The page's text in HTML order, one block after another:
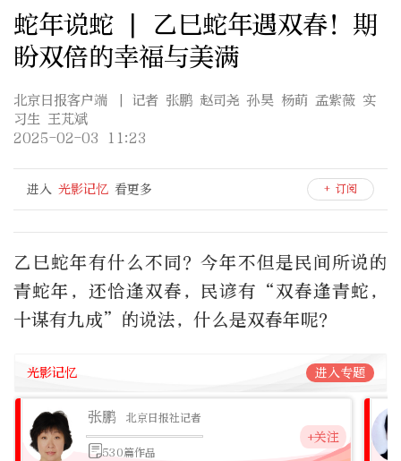
蛇年说蛇 | 乙巳蛇年遇双春！期
盼双倍的幸福与美满
北京日报客户端
| 记者 张鹏 赵司尧 孙昊 杨萌 孟紫薇 实
习生 王芃斌
2025-02-03 11:23
进入 光影记忆 看更多 + 订阅
乙巳蛇年有什么不同？今年不但是民间所说的
青蛇年，还恰逢双春，民谚有“双春逢青蛇，
十谋有九成”的说法，什么是双春年呢？
光影记忆 进入专题
张鹏 北京日报社记者
530篇作品
+关注